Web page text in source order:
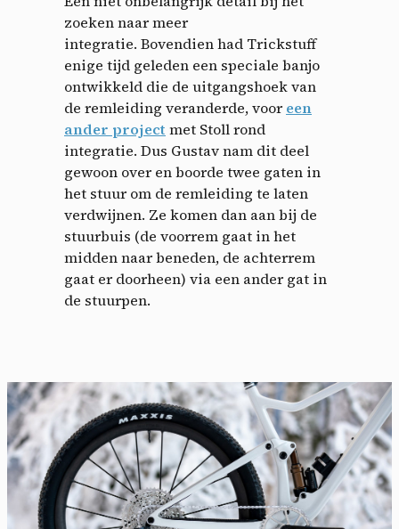
zoeken naar meer
integratie. Bovendien had Trickstuff
enige tijd geleden een speciale banjo
ontwikkeld die de uitgangshoek van
de remleiding veranderde, voor een
ander project met Stoll rond
integratie. Dus Gustav nam dit deel
gewoon over en boorde twee gaten in
het stuur om de remleiding te laten
verdwijnen. Ze komen dan aan bij de
stuurbuis (de voorrem gaat in het
midden naar beneden, de achterrem
gaat er doorheen) via een ander gat in
de stuurpen.